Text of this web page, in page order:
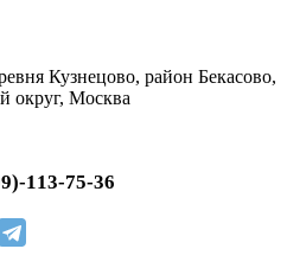
Кузнецово, район Бекасово,
округ, Москва
113-75-36